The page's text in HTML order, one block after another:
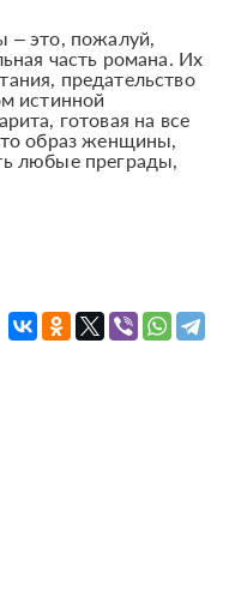
– это, пожалуй,
часть романа. Их
предательство
истинной
готовая на все
образ женщины,
любые преграды,